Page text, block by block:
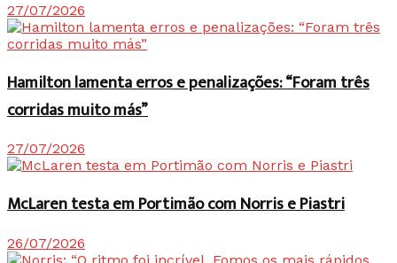
27/07/2026
Hamilton lamenta erros e penalizações: “Foram três
corridas muito más”
27/07/2026
McLaren testa em Portimão com Norris e Piastri
26/07/2026